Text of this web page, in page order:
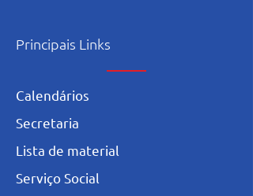
Principais Links
Calendários
Secretaria
L ista de material
Serviço Social